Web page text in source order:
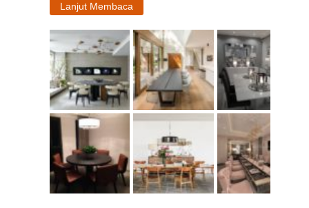
Lanjut Membaca